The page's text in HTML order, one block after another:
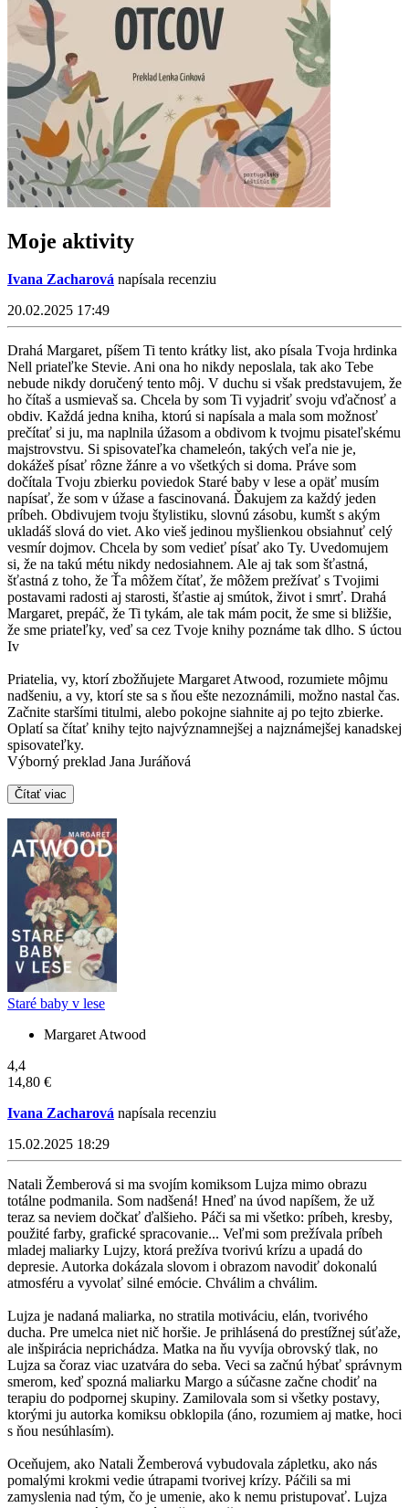
Moje aktivity
Ivana Zacharová napísala recenziu
20.02.2025 17:49
Drahá Margaret, píšem Ti tento krátky list, ako písala Tvoja hrdinka
Nell priateľke Stevie. Ani ona ho nikdy neposlala, tak ako Tebe
nebude nikdy doručený tento môj. V duchu si však predstavujem, že
ho čítaš a usmievaš sa. Chcela by som Ti vyjadriť svoju vďačnosť a
obdiv. Každá jedna kniha, ktorú si napísala a mala som možnosť
prečítať si ju, ma naplnila úžasom a obdivom k tvojmu pisateľskému
majstrovstvu. Si spisovateľka chameleón, takých veľa nie je,
dokážeš písať rôzne žánre a vo všetkých si doma. Práve som
dočítala Tvoju zbierku poviedok Staré baby v lese a opäť musím
napísať, že som v úžase a fascinovaná. Ďakujem za každý jeden
príbeh. Obdivujem tvoju štylistiku, slovnú zásobu, kumšt s akým
ukladáš slová do viet. Ako vieš jedinou myšlienkou obsiahnuť celý
vesmír dojmov. Chcela by som vedieť písať ako Ty. Uvedomujem
si, že na takú métu nikdy nedosiahnem. Ale aj tak som šťastná,
šťastná z toho, že Ťa môžem čítať, že môžem prežívať s Tvojimi
postavami radosti aj starosti, šťastie aj smútok, život i smrť. Drahá
Margaret, prepáč, že Ti tykám, ale tak mám pocit, že sme si bližšie,
že sme priateľky, veď sa cez Tvoje knihy poznáme tak dlho. S úctou
Iv
Priatelia, vy, ktorí zbožňujete Margaret Atwood, rozumiete môjmu
nadšeniu, a vy, ktorí ste sa s ňou ešte nezoznámili, možno nastal čas.
Začnite staršími titulmi, alebo pokojne siahnite aj po tejto zbierke.
Oplatí sa čítať knihy tejto najvýznamnejšej a najznámejšej kanadskej
spisovateľky.
Výborný preklad Jana Juráňová
Čítať viac
Staré baby v lese
Margaret Atwood
4,4
14,80 €
Ivana Zacharová napísala recenziu
15.02.2025 18:29
Natali Žemberová si ma svojím komiksom Lujza mimo obrazu
totálne podmanila. Som nadšená! Hneď na úvod napíšem, že už
teraz sa neviem dočkať ďalšieho. Páči sa mi všetko: príbeh, kresby,
použité farby, grafické spracovanie... Veľmi som prežívala príbeh
mladej maliarky Lujzy, ktorá prežíva tvorivú krízu a upadá do
depresie. Autorka dokázala slovom i obrazom navodiť dokonalú
atmosféru a vyvolať silné emócie. Chválim a chválim.
Lujza je nadaná maliarka, no stratila motiváciu, elán, tvorivého
ducha. Pre umelca niet nič horšie. Je prihlásená do prestížnej súťaže,
ale inšpirácia neprichádza. Matka na ňu vyvíja obrovský tlak, no
Lujza sa čoraz viac uzatvára do seba. Veci sa začnú hýbať správnym
smerom, keď spozná maliarku Margo a súčasne začne chodiť na
terapiu do podpornej skupiny. Zamilovala som si všetky postavy,
ktorými ju autorka komiksu obklopila (áno, rozumiem aj matke, hoci
s ňou nesúhlasím).
Oceňujem, ako Natali Žemberová vybudovala zápletku, ako nás
pomalými krokmi vedie útrapami tvorivej krízy. Páčili sa mi
zamyslenia nad tým, čo je umenie, ako k nemu pristupovať. Lujza